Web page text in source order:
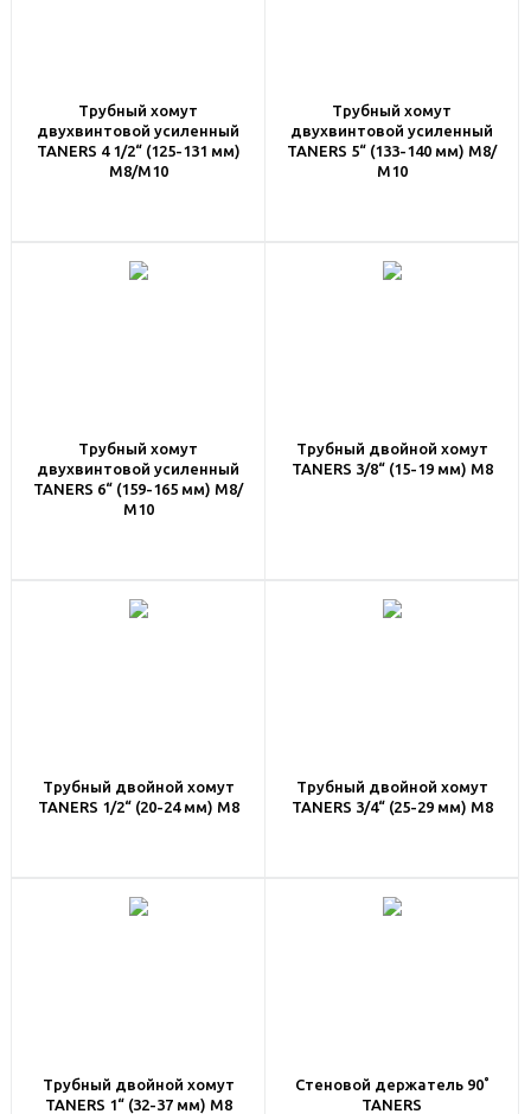
Трубный хомут
двухвинтовой усиленный
TANERS 4 1/2“ (125-131 мм)
M8/М10
Трубный хомут
двухвинтовой усиленный
TANERS 5“ (133-140 мм) M8/
М10
Трубный хомут
двухвинтовой усиленный
TANERS 6“ (159-165 мм) M8/
М10
Трубный двойной хомут
TANERS 3/8“ (15-19 мм) M8
Трубный двойной хомут
TANERS 1/2“ (20-24 мм) M8
Трубный двойной хомут
TANERS 3/4“ (25-29 мм) M8
Трубный двойной хомут
TANERS 1“ (32-37 мм) M8
Стеновой держатель 90˚
TANERS